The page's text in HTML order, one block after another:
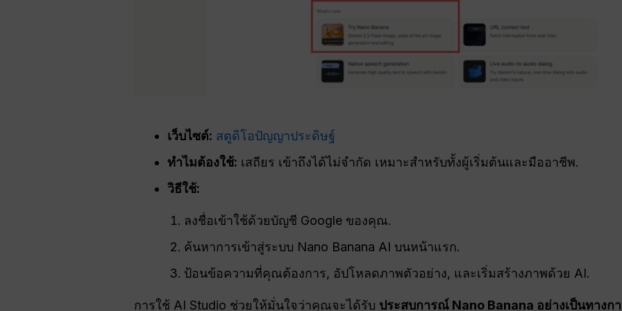
เว็บไซต์: สตูดิโอปัญญาประดิษฐ์
ทำไมต้องใช้: เสถียร เข้าถึงได้ไม่จำกัด เหมาะสำหรับทั้งผู้เริ่มต้นและมืออาชีพ.
วิธีใช้:
ลงชื่อเข้าใช้ด้วยบัญชี Google ของคุณ.
ค้นหาการเข้าสู่ระบบ Nano Banana AI บนหน้าแรก.
ป้อนข้อความที่คุณต้องการ, อัปโหลดภาพตัวอย่าง, และเริ่มสร้างภาพด้วย AI.
การใช้ AI Studio ช่วยให้มั่นใจว่าคุณจะได้รับ ประสบการณ์ Nano Banana อย่างเป็นทางก